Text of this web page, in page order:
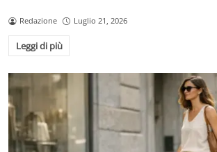
Redazione Luglio 21, 2026
Leggi di più